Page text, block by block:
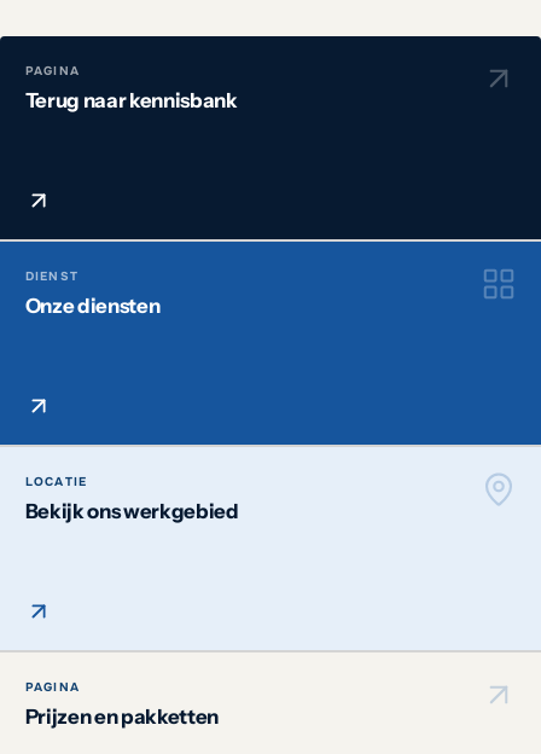
PAGINA
Terug naar kennisbank
DIENST
Onze diensten
LOCATIE
Bekijk ons werkgebied
PAGINA
Prijzen en pakketten